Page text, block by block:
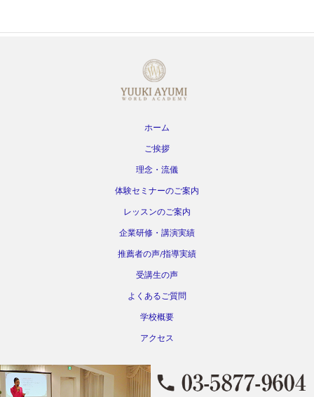
ホーム
ご挨拶
理念・流儀
体験セミナーのご案内
レッスンのご案内
企業研修・講演実績
推薦者の声/指導実績
受講生の声
よくあるご質問
学校概要
アクセス